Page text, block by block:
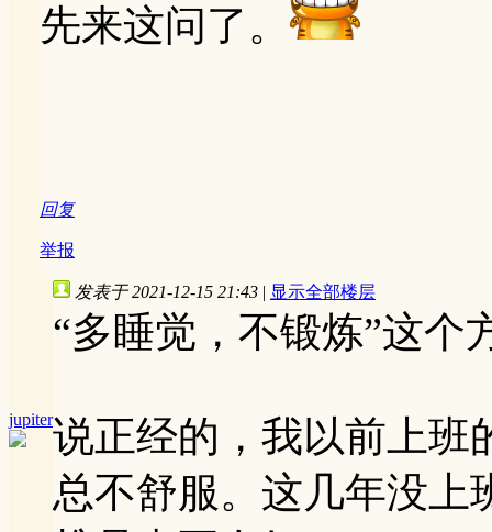
先来这问了。
回复
举报
jupiter
发表于 2021-12-15 21:43 | 显示全部楼层
“多睡觉，不锻炼”这个
说正经的，我以前上班
总不舒服。这几年没上